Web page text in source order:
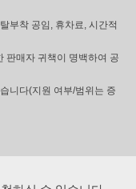
부착 공임, 휴차료, 시간적
판매자 귀책이 명백하여 공
니다(지원 여부/범위는 증